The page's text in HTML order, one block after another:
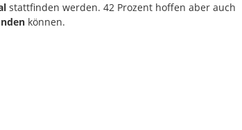
stattfinden werden. 42 Prozent hoffen aber auch
können.